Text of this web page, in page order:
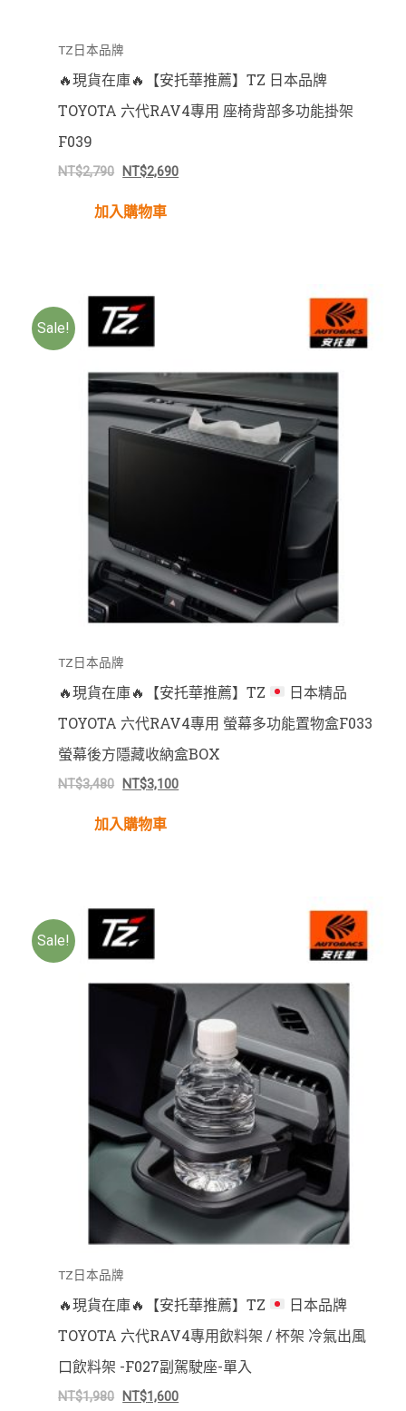
TZ日本品牌
🔥現貨在庫🔥【安托華推薦】TZ 日本品牌
TOYOTA 六代RAV4專用 座椅背部多功能掛架
F039
NT$2,790 NT$2,690
加入購物車
Sale!
TZ日本品牌
🔥現貨在庫🔥 【安托華推薦】TZ
日本精品
TOYOTA 六代RAV4專用 螢幕多功能置物盒F033
螢幕後方隱藏收納盒BOX
NT$3,480 NT$3,100
加入購物車
Sale!
TZ日本品牌
🔥現貨在庫🔥 【安托華推薦】TZ
日本品牌
TOYOTA 六代RAV4專用飲料架 / 杯架 冷氣出風
口飲料架 -F027副駕駛座-單入
NT$1,980 NT$1,600